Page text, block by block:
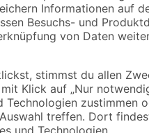
möchtest, ist er eine
Untergründen nutzen.
sollte die
Erhalte viele nützliche
Beton selbst mischen kann.